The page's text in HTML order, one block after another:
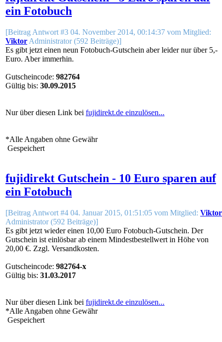
ein Fotobuch
[Beitrag Antwort #3 04. November 2014, 00:14:37 vom Mitglied:
Viktor Administrator (592 Beiträge)]
Es gibt jetzt einen neun Fotobuch-Gutschein aber leider nur über 5,-
Euro. Aber immerhin.
Gutscheincode: 982764
Gültig bis: 30.09.2015
Nur über diesen Link bei fujidirekt.de einzulösen...
*Alle Angaben ohne Gewähr
Gespeichert
fujidirekt Gutschein - 10 Euro sparen auf
ein Fotobuch
[Beitrag Antwort #4 04. Januar 2015, 01:51:05 vom Mitglied: Viktor
Administrator (592 Beiträge)]
Es gibt jetzt wieder einen 10,00 Euro Fotobuch-Gutschein. Der
Gutschein ist einlösbar ab einem Mindestbestellwert in Höhe von
20,00 €. Zzgl. Versandkosten.
Gutscheincode: 982764-x
Gültig bis: 31.03.2017
Nur über diesen Link bei fujidirekt.de einzulösen...
*Alle Angaben ohne Gewähr
Gespeichert